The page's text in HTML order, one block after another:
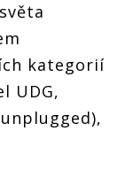
kategorií
UDG,